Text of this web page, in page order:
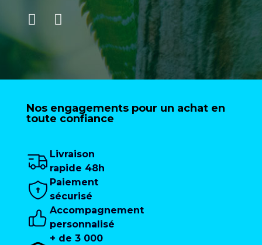
Nos engagements pour un achat en
toute confiance
Livraison
rapide 48h
Paiement
sécurisé
Accompagnement
personnalisé
+ de 3 000